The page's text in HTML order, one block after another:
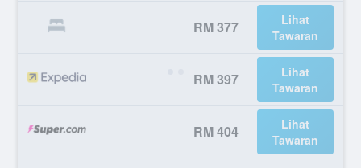
RM 377
Lihat
Tawaran
RM 397
Lihat
Tawaran
RM 404
Lihat
Tawaran